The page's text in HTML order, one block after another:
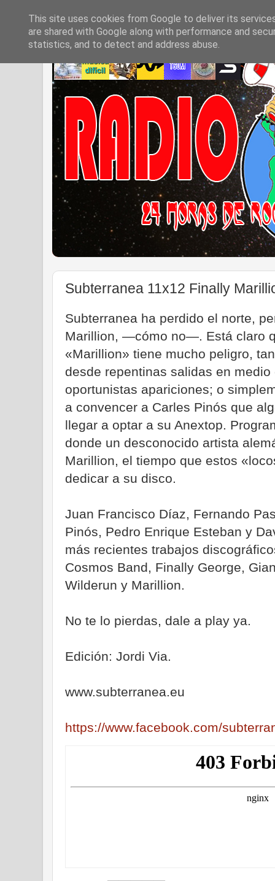
Subterranea 11x12 Finally
Subterranea ha perdido el norte,
Marillion, —cómo no—. Está claro
«Marillion» tiene mucho peligro,
desde repentinas salidas en
oportunistas apariciones; o
a convencer a Carles Pinós que
llegar a optar a su Anextop.
donde un desconocido artista
Marillion, el tiempo que estos
dedicar a su disco.
Juan Francisco Díaz, Fernando
Pinós, Pedro Enrique Esteban y
más recientes trabajos
Cosmos Band, Finally George,
Wilderun y Marillion.
No te lo pierdas, dale a play ya.
Edición: Jordi Via.
www.subterranea.eu
https://www.facebook.com/
This site uses cookies from Google to deliver its
are shared with Google along with performance and
statistics, and to detect and address abuse.